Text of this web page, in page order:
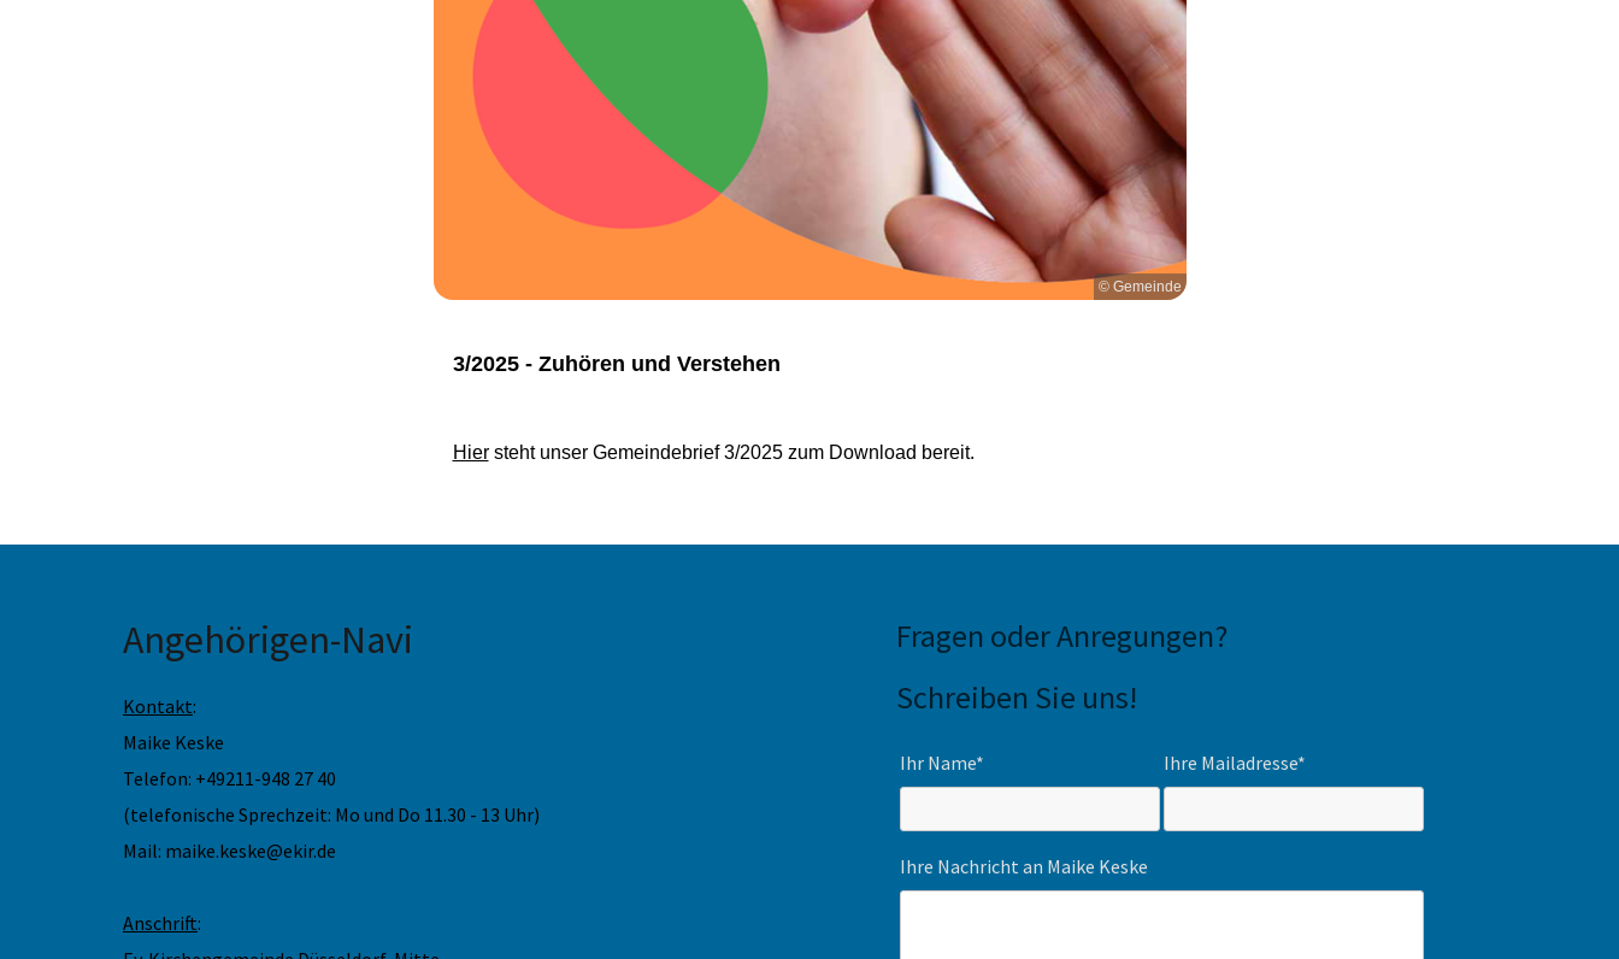
© Gemeinde
3/2025 - Zuhören und Verstehen
Hiersteht unser Gemeindebrief 3/2025 zum Download bereit.
Angehörigen-Navi
Kontakt:
Maike Keske
Telefon: +49211-948 27 40
(telefonische Sprechzeit: Mo und Do 11.30 - 13 Uhr)
Mail: maike.keske@ekir.de
Anschrift:
Fragen oder Anregungen?
Schreiben Sie uns!
Ihr Name* Ihre Mailadresse*
Ihre Nachricht an Maike Keske